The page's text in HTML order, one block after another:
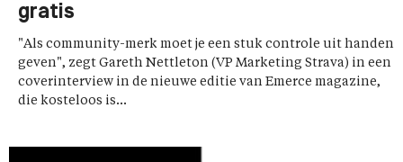
gratis
"Als community-merk moet je een stuk controle uit handen
geven", zegt Gareth Nettleton (VP Marketing Strava) in een
coverinterview in de nieuwe editie van Emerce magazine,
die kosteloos is...